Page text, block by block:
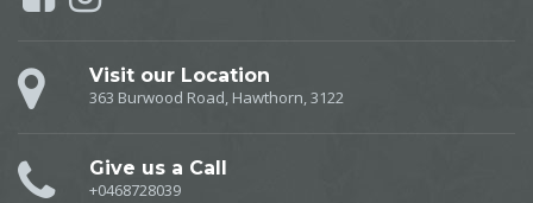
Visit our Location
363 Burwood Road, Hawthorn, 3122
Give us a Call
+0468728039